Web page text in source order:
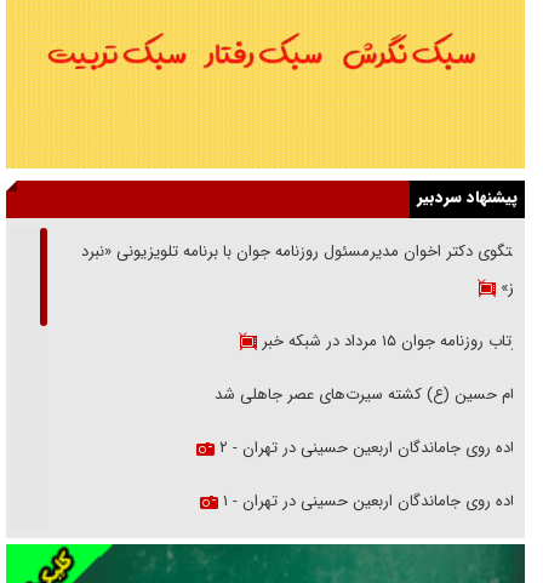
پیشنهاد سردبیر
گفتگوی دکتر اخوان مدیرمسئول روزنامه جوان با برنامه تلویزیونی «نبرد
هرمز»
بازتاب روزنامه جوان ۱۵ مرداد در شبکه خبر
امام حسین (ع) کشته سیرت‌های عصر جاهلی شد
پیاده روی جاماندگان اربعین حسینی در تهران - ۲
پیاده روی جاماندگان اربعین حسینی در تهران - ۱
فریاد‌ها و ناله‌های دوستان مبارزدلم را آتش می‌زد